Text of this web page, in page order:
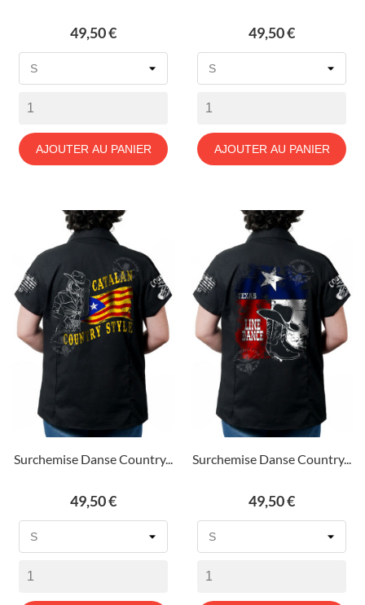
Prix
49,50 €
AJOUTER AU PANIER
Prix
49,50 €
AJOUTER AU PANIER
Surchemise Danse Country...
Prix
49,50 €
Surchemise Danse Country...
Prix
49,50 €